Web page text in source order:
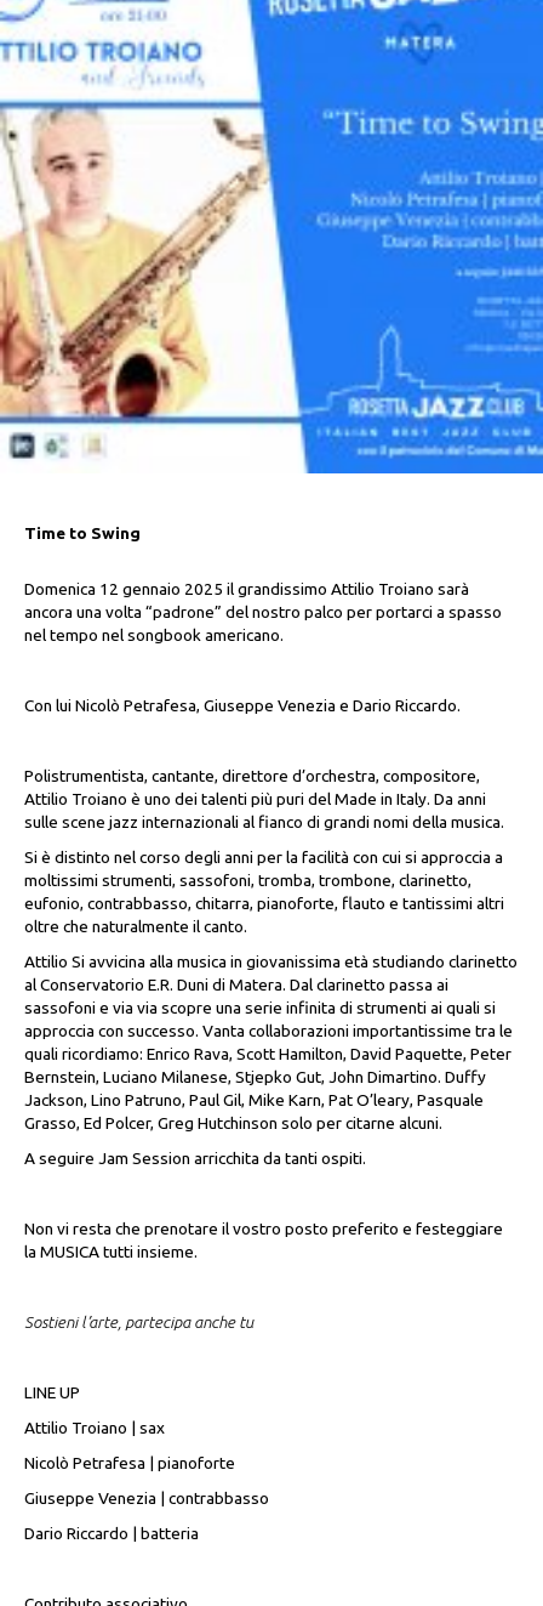
Time to Swing
Domenica 12 gennaio 2025 il grandissimo Attilio Troiano sarà
ancora una volta “padrone” del nostro palco per portarci a spasso
nel tempo nel songbook americano.
Con lui Nicolò Petrafesa, Giuseppe Venezia e Dario Riccardo.
Polistrumentista, cantante, direttore d’orchestra, compositore,
Attilio Troiano è uno dei talenti più puri del Made in Italy. Da anni
sulle scene jazz internazionali al fianco di grandi nomi della musica.
Si è distinto nel corso degli anni per la facilità con cui si approccia a
moltissimi strumenti, sassofoni, tromba, trombone, clarinetto,
eufonio, contrabbasso, chitarra, pianoforte, flauto e tantissimi altri
oltre che naturalmente il canto.
Attilio Si avvicina alla musica in giovanissima età studiando clarinetto
al Conservatorio E.R. Duni di Matera. Dal clarinetto passa ai
sassofoni e via via scopre una serie infinita di strumenti ai quali si
approccia con successo. Vanta collaborazioni importantissime tra le
quali ricordiamo: Enrico Rava, Scott Hamilton, David Paquette, Peter
Bernstein, Luciano Milanese, Stjepko Gut, John Dimartino. Duffy
Jackson, Lino Patruno, Paul Gil, Mike Karn, Pat O’leary, Pasquale
Grasso, Ed Polcer, Greg Hutchinson solo per citarne alcuni.
A seguire Jam Session arricchita da tanti ospiti.
Non vi resta che prenotare il vostro posto preferito e festeggiare
la MUSICA tutti insieme.
Sostieni l’arte, partecipa anche tu
LINE UP
Attilio Troiano | sax
Nicolò Petrafesa | pianoforte
Giuseppe Venezia | contrabbasso
Dario Riccardo | batteria